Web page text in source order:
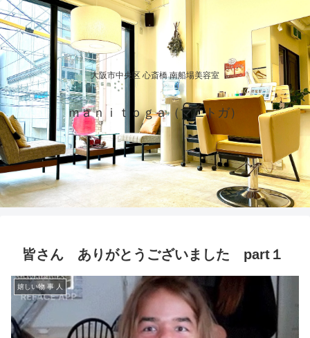
大阪市中央区 心斎橋 南船場美容室
ｍａｎｉｔｏｇａ（マニトガ）
皆さん ありがとうございました part１
嬉しい物 事 人